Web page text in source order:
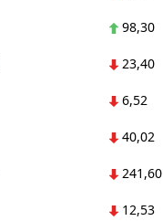
98,30
23,40
6,52
40,02
241,60
12,53